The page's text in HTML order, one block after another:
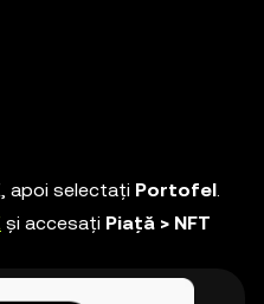
, apoi selectați Portofel
și accesați Piață > NFT